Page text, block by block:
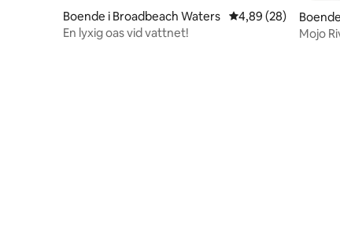
Boende i Broadbeach Waters 4,89 av 5 i
4,89 (28)
En lyxig oas vid vattnet!
Mojo